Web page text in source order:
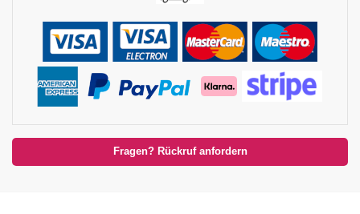
Fragen? Rückruf anfordern